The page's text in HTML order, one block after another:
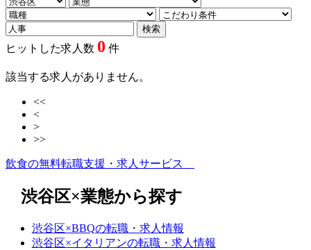
ヒットした求人数 0 件
該当する求人がありません。
<<
<
>
>>
飲食の無料転職支援・求人サービス
渋谷区×業態から探す
渋谷区×BBQの転職・求人情報
渋谷区×イタリアンの転職・求人情報